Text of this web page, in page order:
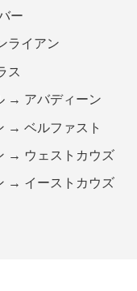
ー
ライアン
ス
→ アバディーン
→ ベルファスト
→ ウェストカウズ
→ イーストカウズ